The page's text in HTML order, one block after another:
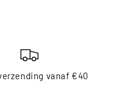
vanaf €40